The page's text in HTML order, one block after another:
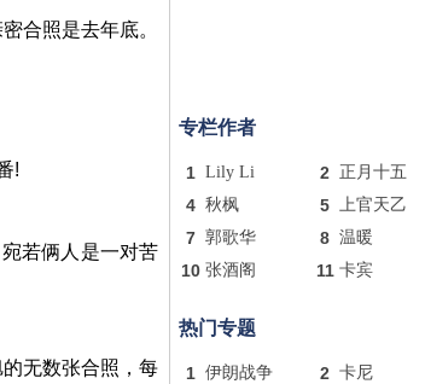
合照是去年底。
!
若俩人是一对苦
无数张合照，每
专栏作者
1 Lily Li 2 正月十五
4 秋枫 5 上官天乙
7 郭歌华 8 温暖
10 张酒阁 11 卡宾
热门专题
1 伊朗战争 2 卡尼